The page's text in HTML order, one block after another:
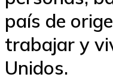
país de
trabajar y
Unidos.